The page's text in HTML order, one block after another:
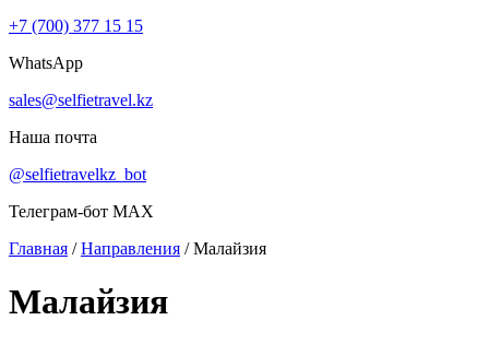
+7 (700) 377 15 15
WhatsApp
sales@selfietravel.kz
Наша почта
@selfietravelkz_bot
Телеграм-бот MAX
Главная /Направления /Малайзия
Малайзия